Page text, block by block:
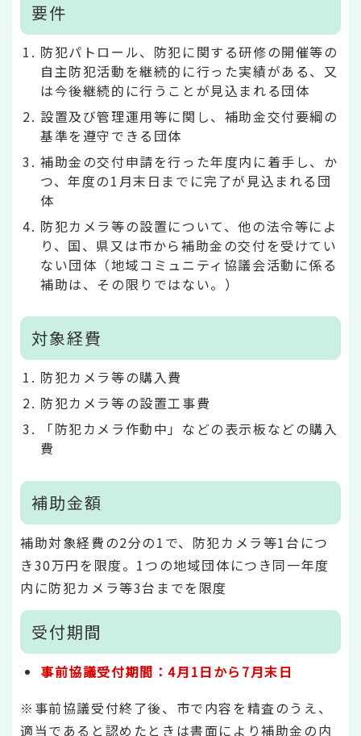
要件
防犯パトロール、防犯に関する研修の開催等の
自主防犯活動を継続的に行った実績がある、又
は今後継続的に行うことが見込まれる団体
設置及び管理運用等に関し、補助金交付要綱の
基準を遵守できる団体
補助金の交付申請を行った年度内に着手し、か
つ、年度の1月末日までに完了が見込まれる団
体
防犯カメラ等の設置について、他の法令等によ
り、国、県又は市から補助金の交付を受けてい
ない団体（地域コミュニティ協議会活動に係る
補助は、その限りではない。）
対象経費
防犯カメラ等の購入費
防犯カメラ等の設置工事費
「防犯カメラ作動中」などの表示板などの購入
費
補助金額
補助対象経費の2分の1で、防犯カメラ等1台につ
き30万円を限度。1つの地域団体につき同一年度
内に防犯カメラ等3台までを限度
受付期間
事前協議受付期間：4月1日から7月末日
※事前協議受付終了後、市で内容を精査のうえ、
適当であると認めたときは書面により補助金の内